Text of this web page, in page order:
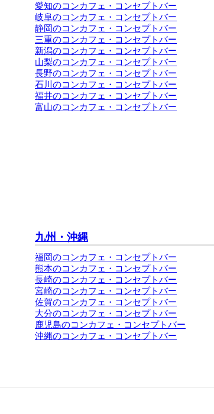
愛知のコンカフェ・コンセプトバー
岐阜のコンカフェ・コンセプトバー
静岡のコンカフェ・コンセプトバー
三重のコンカフェ・コンセプトバー
新潟のコンカフェ・コンセプトバー
山梨のコンカフェ・コンセプトバー
長野のコンカフェ・コンセプトバー
石川のコンカフェ・コンセプトバー
福井のコンカフェ・コンセプトバー
富山のコンカフェ・コンセプトバー
九州・沖縄
福岡のコンカフェ・コンセプトバー
熊本のコンカフェ・コンセプトバー
長崎のコンカフェ・コンセプトバー
宮崎のコンカフェ・コンセプトバー
佐賀のコンカフェ・コンセプトバー
大分のコンカフェ・コンセプトバー
鹿児島のコンカフェ・コンセプトバー
沖縄のコンカフェ・コンセプトバー